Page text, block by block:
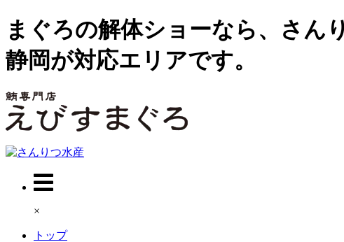
まぐろの解体ショーなら、さん
静岡が対応エリアです。
×
トップ